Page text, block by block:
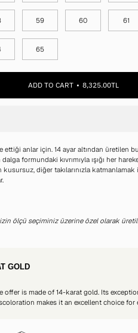
59 60 61
65
ADD TO CART 8,325.00TL
ettiği anlar için. 14 ayar altından üretilen
formundaki kıvrımıyla ışığı her
diğer takılarınızla
ölçü seçiminiz üzerine özel olarak
GOLD
offer is made of 14-karat gold. Its
makes it an excellent choice for